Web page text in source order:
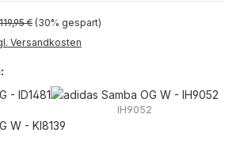
Regulärer Preis:
119,95 € (30% gespart)
Versandkosten
IH9052